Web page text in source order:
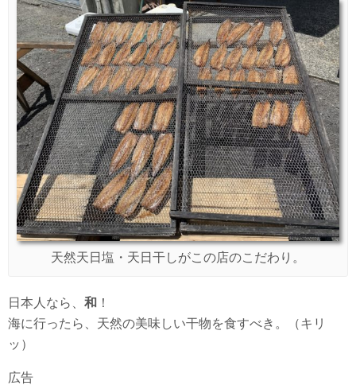
天然天日塩・天日干しがこの店のこだわり。
日本人なら、 和 ！
海に行ったら、天然の美味しい干物を食すべき。（キリ
ッ）
広告